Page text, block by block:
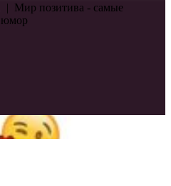
| Мир позитива - самые
юмор